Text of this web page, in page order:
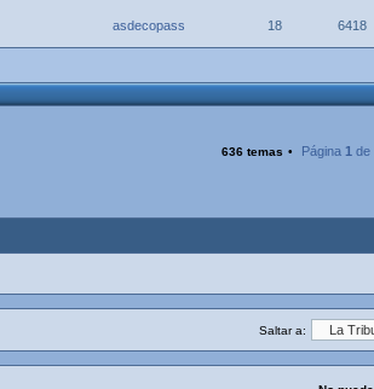
asdecopass 18 6418
636 temas • Página 1 de
Saltar a: